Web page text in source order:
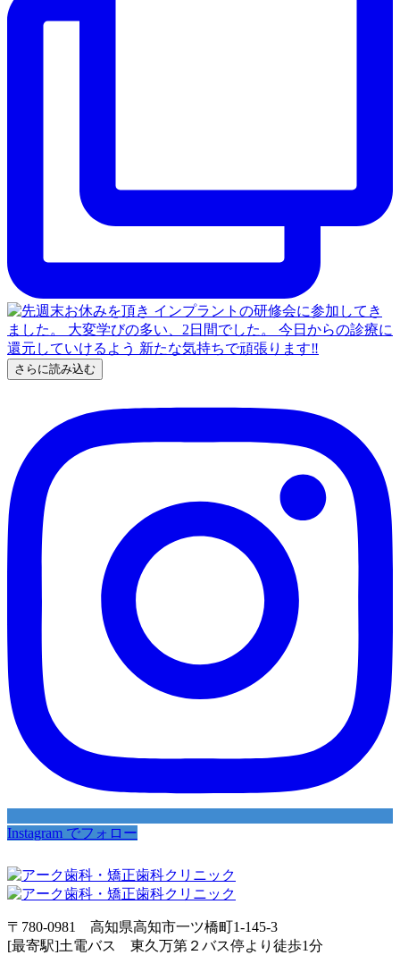
さらに読み込む
Instagram でフォロー
〒780-0981 高知県高知市一ツ橋町1-145-3
[最寄駅]土電バス 東久万第２バス停より徒歩1分